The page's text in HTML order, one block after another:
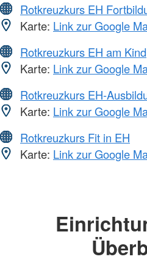
Rotkreuzkurs EH
Karte: Link zur Google
Rotkreuzkurs EH am Kind
Karte: Link zur Google
Rotkreuzkurs EH-
Karte: Link zur Google
Rotkreuzkurs Fit in EH
Karte: Link zur Google